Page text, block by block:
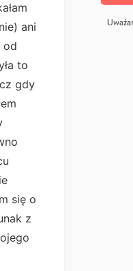
ani
od
to
gdy
się o
z